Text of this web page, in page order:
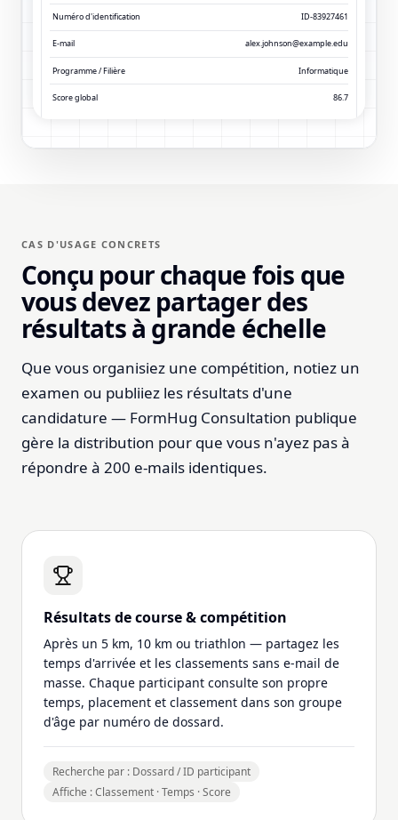
T Ajouter un critère de recherche
Recherche des résultats du
Voici vos résultats de recherche
3.6
Nom complet
Identifiant étudiant
Numéro d'identification
E-mail
Programme / Filière
CAS D'USAGE CONCRETS
Conçu pour chaque fois que
vous devez partager des
résultats à grande échelle
Que vous organisiez une compétition, notiez un
examen ou publiiez les résultats d'une
candidature — FormHug Consultation publique
gère la distribution pour que vous n'ayez pas à
répondre à 200 e-mails identiques.
Résultats de course & compétition
Après un 5 km, 10 km ou triathlon — partagez les
temps d'arrivée et les classements sans e-mail de
masse. Chaque participant consulte son propre
temps, placement et classement dans son groupe
d'âge par numéro de dossard.
Recherche par : Dossard / ID participant
Affiche : Classement · Temps · Score